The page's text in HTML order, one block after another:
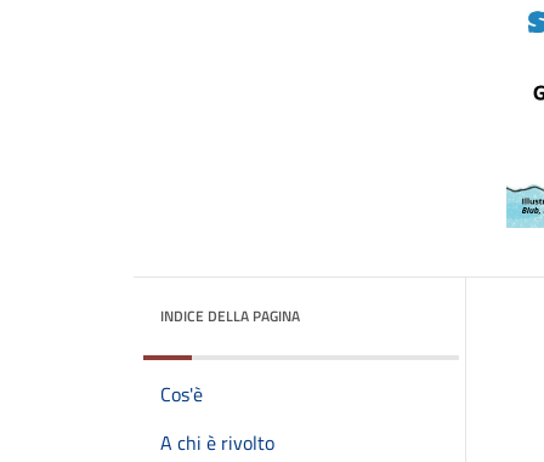
INDICE DELLA PAGINA
Cos'è
A chi è rivolto